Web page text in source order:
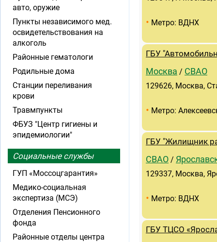
• Метро: ВДНХ
ГБУ
Москва / СВАО
129626, Москва,
• Метро:
ГБУ "Жилищник
СВАО /
129337, Москва,
• Метро: ВДНХ
ГБУ ТЦСО
авто, оружие
Пункты независимого мед.
освидетельствования на
алкоголь
Районные гематологи
Родильные дома
Станции переливания
крови
Травмпункты
ФБУЗ "Центр гигиены и
эпидемиологии"
Социальные службы
ГУП «Моссоцгарантия»
Медико-социальная
экспертиза (МСЭ)
Отделения Пенсионного
фонда
Районные отделы центра